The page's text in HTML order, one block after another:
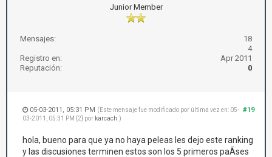
Junior Member
Mensajes:
18
4
Registro en:
Apr 2011
Reputación:
0
#19
05-03-2011, 05:31 PM (Este mensaje fue modificado por última vez en: 05-
03-2011, 05:31 PM {2} por karcach .)
hola, bueno para que ya no haya peleas les dejo este ranking
y las discusiones terminen estos son los 5 primeros paÃ­ses